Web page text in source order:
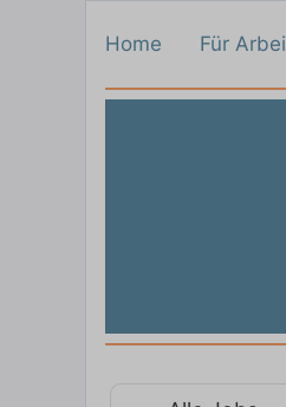
Home Für